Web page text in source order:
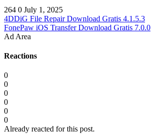
264 0 July 1, 2025
4DDiG File Repair Download Gratis 4.1.5.3
FonePaw iOS Transfer Download Gratis 7.0.0
Ad Area
Reactions
0
0
0
0
0
0
Already reacted for this post.